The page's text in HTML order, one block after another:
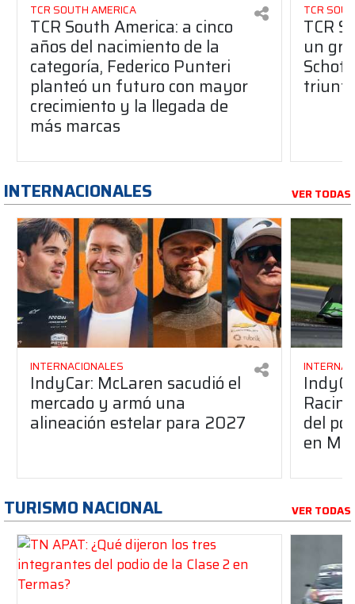
TCR SOUTH AMERICA
TCR South America: a cinco
años del nacimiento de la
categoría, Federico Punteri
planteó un futuro con mayor
crecimiento y la llegada de
más marcas
TCR
TCR
un
INTERNACIONALES VER TODAS
INTERNACIONALES
IndyCar: McLaren sacudió el
mercado y armó una
alineación estelar para 2027 del
en
TURISMO NACIONAL VER TODAS